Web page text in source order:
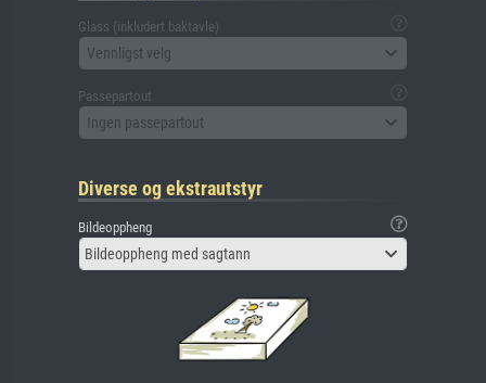
Glass (inkludert baktavle)
Vennligst velg
Passepartout
Ingen passepartout
Diverse og ekstrautstyr
Bildeoppheng
Bildeoppheng med sagtann